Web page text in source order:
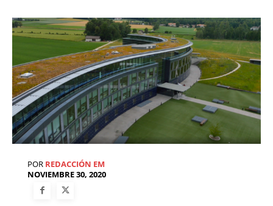
POR REDACCIÓN EM
NOVIEMBRE 30, 2020